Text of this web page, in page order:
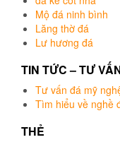
Mộ đá ninh bình
Lăng thờ đá
Lư hương đá
TIN TỨC – TƯ
Tư vấn đá mỹ
Tìm hiểu về nghề
THẺ